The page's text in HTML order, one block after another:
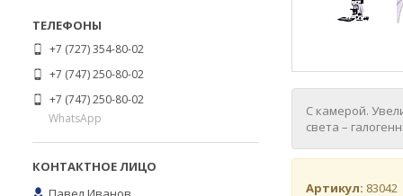
С камерой.
света –
Артикул: 83042
+7 (727) 354-80-02
+7 (747) 250-80-02
+7 (747) 250-80-02
WhatsApp